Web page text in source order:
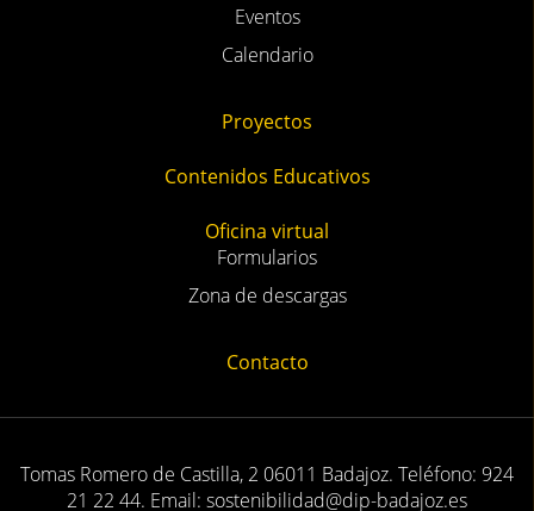
Eventos
Calendario
Proyectos
Contenidos Educativos
Oficina virtual
Formularios
Zona de descargas
Contacto
Tomas Romero de Castilla, 2 06011 Badajoz. Teléfono: 924
21 22 44. Email: sostenibilidad@dip-badajoz.es